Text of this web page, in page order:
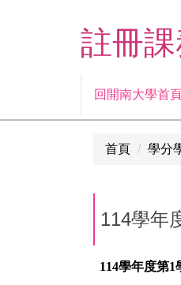
註冊課
回開南大學首
首頁 學分
114學年
114學年度第1